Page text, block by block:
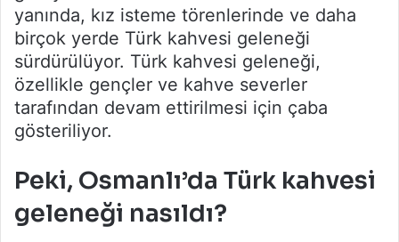
yanında, kız isteme törenlerinde ve daha
birçok yerde Türk kahvesi geleneği
sürdürülüyor. Türk kahvesi geleneği,
özellikle gençler ve kahve severler
tarafından devam ettirilmesi için çaba
gösteriliyor.
Peki, Osmanlı’da Türk kahvesi
geleneği nasıldı?